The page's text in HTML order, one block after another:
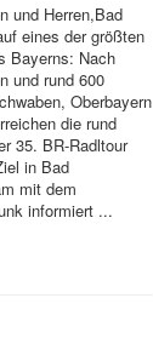
und Herren,Bad
eines der größten
Bayerns: Nach
und rund 600
Oberbayern
die rund
35. BR-Radltour
in Bad
mit dem
informiert ...